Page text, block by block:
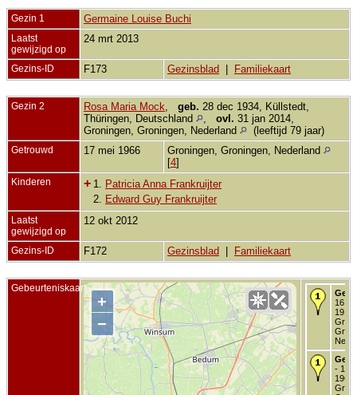
Gezin 1 Germaine Louise Buchi
Laatst
gewijzigd op
24 mrt 2013
Gezins-ID F173 Gezinsblad Familiekaart
Gezin 2 Rosa Maria Mock, geb. 28 dec 1934, Küllstedt,
Thüringen, Deutschland
, ovl. 31 jan 2014,
Groningen, Groningen, Nederland
(leeftijd 79 jaar)
Getrouwd 17 mei 1966
Groningen, Groningen, Nederland
[4]
Kinderen + 1. Patricia Anna Frankruijter
2. Edward Guy Frankruijter
Laatst
gewijzigd op
12 okt 2012
Gezins-ID F172 Gezinsblad Familiekaart
Gebeurteniskaart
+
−
16
1919
- 17
1966